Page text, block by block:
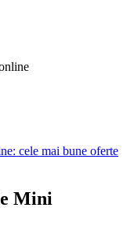
cele mai bune oferte
Mini